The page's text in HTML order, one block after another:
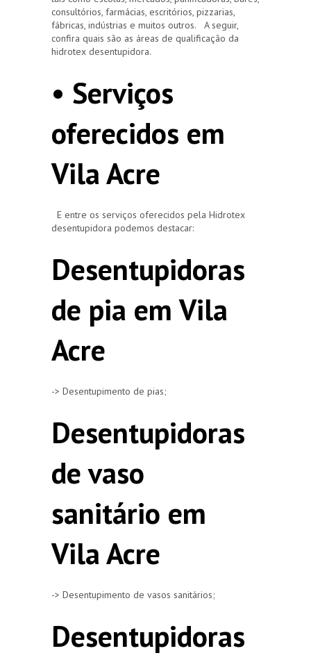
consultórios, farmácias, escritórios, pizzarias,
fábricas, indústrias e muitos outros. A seguir,
confira quais são as áreas de qualificação da
hidrotex desentupidora.
• Serviços
oferecidos em
Vila Acre
E entre os serviços oferecidos pela Hidrotex
desentupidora podemos destacar:
Desentupidoras
de pia em Vila
Acre
-> Desentupimento de pias;
Desentupidoras
de vaso
sanitário em
Vila Acre
-> Desentupimento de vasos sanitários;
Desentupidoras